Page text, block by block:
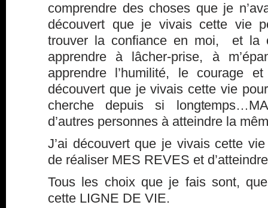
comprendre des choses que je
découvert que je vivais cette vie
trouver la confiance en moi, et la
apprendre à lâcher-prise, à
apprendre l’humilité, le courage
découvert que je vivais cette vie
cherche depuis si
d’autres personnes à atteindre la
J’ai découvert que je vivais cette
de réaliser MES REVES et
Tous les choix que je fais sont,
cette LIGNE DE VIE.